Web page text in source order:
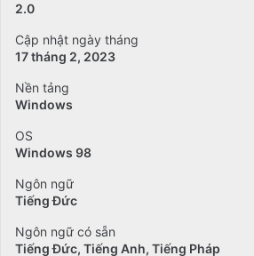
2.0
Cập nhật ngày tháng
17 tháng 2, 2023
Nền tảng
Windows
OS
Windows 98
Ngôn ngữ
Tiếng Đức
Ngôn ngữ có sẵn
Tiếng Đức Tiếng Anh Tiếng Pháp